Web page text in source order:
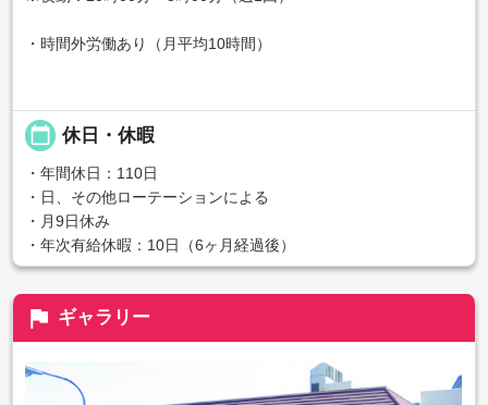
・時間外労働あり（月平均10時間）
calendar_today 休日・休暇
・年間休日：110日
・日、その他ローテーションによる
・月9日休み
・年次有給休暇：10日（6ヶ月経過後）
flag ギャラリー